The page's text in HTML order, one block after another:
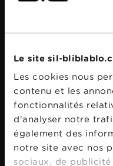
Le site sil-
Les cookies nous
contenu et les
fonctionnalités
d'analyser notre
également des
notre site avec nos
sociaux, de